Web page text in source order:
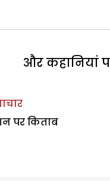
और कहानियां
पर किताब